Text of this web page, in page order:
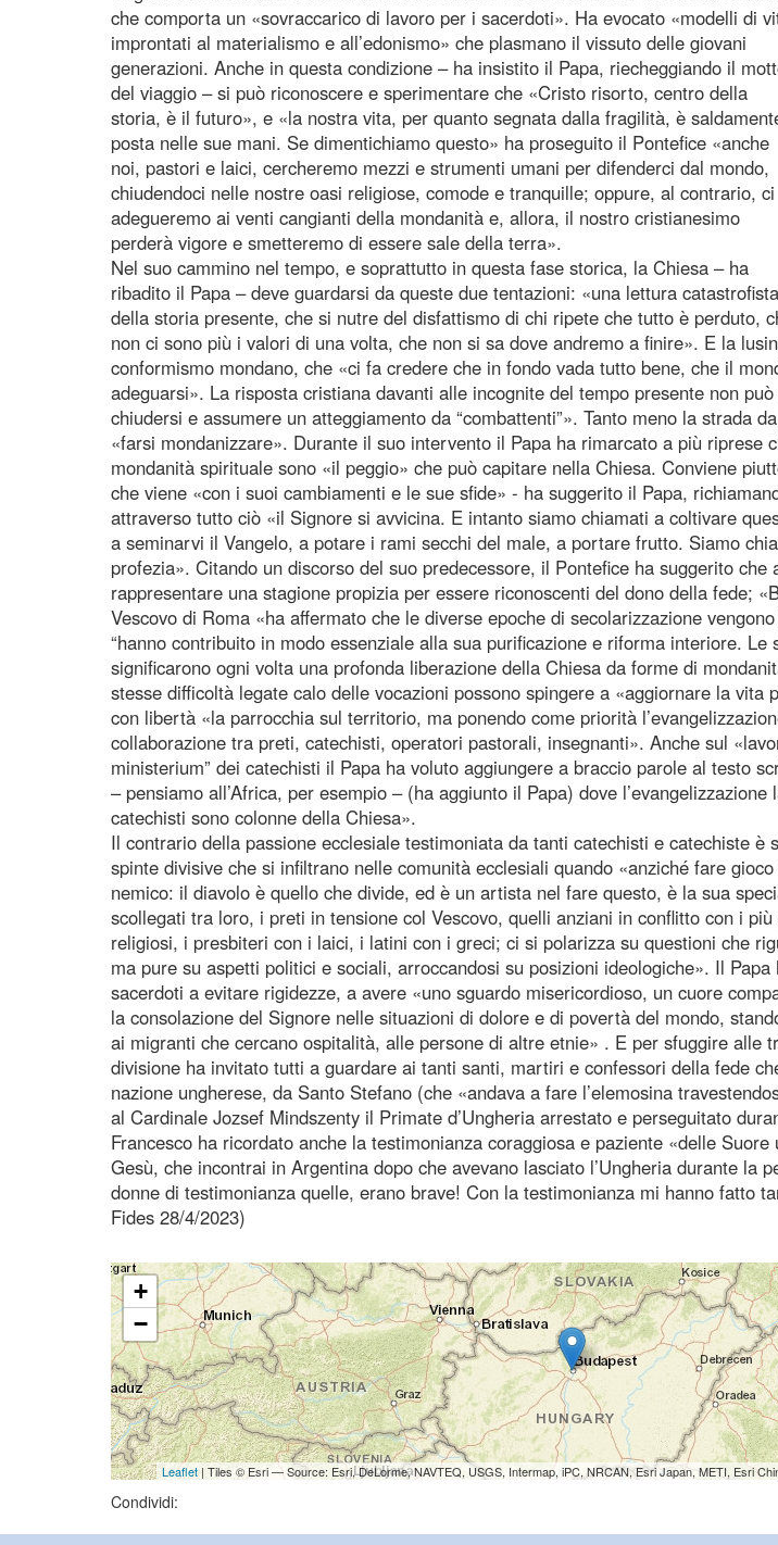
che comporta un «sovraccarico di lavoro per i sacerdoti». Ha evocato «modelli di
improntati al materialismo e all’edonismo» che plasmano il vissuto delle giovani
generazioni. Anche in questa condizione – ha insistito il Papa, riecheggiando il
del viaggio – si può riconoscere e sperimentare che «Cristo risorto, centro della
storia, è il futuro», e «la nostra vita, per quanto segnata dalla fragilità, è
posta nelle sue mani. Se dimentichiamo questo» ha proseguito il Pontefice «anche
noi, pastori e laici, cercheremo mezzi e strumenti umani per difenderci dal mondo,
chiudendoci nelle nostre oasi religiose, comode e tranquille; oppure, al contrario, ci
adegueremo ai venti cangianti della mondanità e, allora, il nostro cristianesimo
perderà vigore e smetteremo di essere sale della terra».
Nel suo cammino nel tempo, e soprattutto in questa fase storica, la Chiesa – ha
ribadito il Papa – deve guardarsi da queste due tentazioni: «una lettura catastrofista
della storia presente, che si nutre del disfattismo di chi ripete che tutto è perduto,
non ci sono più i valori di una volta, che non si sa dove andremo a finire». E la
conformismo mondano, che «ci fa credere che in fondo vada tutto bene, che il
adeguarsi». La risposta cristiana davanti alle incognite del tempo presente non
chiudersi e assumere un atteggiamento da “combattenti”». Tanto meno la strada
«farsi mondanizzare». Durante il suo intervento il Papa ha rimarcato a più riprese
mondanità spirituale sono «il peggio» che può capitare nella Chiesa. Conviene
che viene «con i suoi cambiamenti e le sue sfide» - ha suggerito il Papa,
attraverso tutto ciò «il Signore si avvicina. E intanto siamo chiamati a coltivare
a seminarvi il Vangelo, a potare i rami secchi del male, a portare frutto. Siamo
profezia». Citando un discorso del suo predecessore, il Pontefice ha suggerito che
rappresentare una stagione propizia per essere riconoscenti del dono della fede;
Vescovo di Roma «ha affermato che le diverse epoche di secolarizzazione
“hanno contribuito in modo essenziale alla sua purificazione e riforma interiore. Le
significarono ogni volta una profonda liberazione della Chiesa da forme di
stesse difficoltà legate calo delle vocazioni possono spingere a «aggiornare la vita
con libertà «la parrocchia sul territorio, ma ponendo come priorità
collaborazione tra preti, catechisti, operatori pastorali, insegnanti». Anche sul
ministerium” dei catechisti il Papa ha voluto aggiungere a braccio parole al testo
– pensiamo all’Africa, per esempio – (ha aggiunto il Papa) dove
catechisti sono colonne della Chiesa».
Il contrario della passione ecclesiale testimoniata da tanti catechisti e catechiste è
spinte divisive che si infiltrano nelle comunità ecclesiali quando «anziché fare
nemico: il diavolo è quello che divide, ed è un artista nel fare questo, è la sua
scollegati tra loro, i preti in tensione col Vescovo, quelli anziani in conflitto con i
religiosi, i presbiteri con i laici, i latini con i greci; ci si polarizza su questioni che
ma pure su aspetti politici e sociali, arroccandosi su posizioni ideologiche». Il
sacerdoti a evitare rigidezze, a avere «uno sguardo misericordioso, un cuore
la consolazione del Signore nelle situazioni di dolore e di povertà del mondo,
ai migranti che cercano ospitalità, alle persone di altre etnie» . E per sfuggire alle
divisione ha invitato tutti a guardare ai tanti santi, martiri e confessori della fede
nazione ungherese, da Santo Stefano (che «andava a fare l’elemosina
al Cardinale Jozsef Mindszenty il Primate d’Ungheria arrestato e perseguitato
Francesco ha ricordato anche la testimonianza coraggiosa e paziente «delle
Gesù, che incontrai in Argentina dopo che avevano lasciato l’Ungheria durante la
donne di testimonianza quelle, erano brave! Con la testimonianza mi hanno fatto
Fides 28/4/2023)
+
−
Leaflet| Tiles © Esri — Source: Esri, DeLorme, NAVTEQ, USGS, Intermap, iPC, NRCAN, Esri Japan, METI, Esri
Condividi: